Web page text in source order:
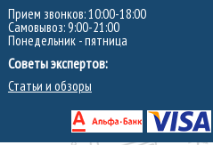
Прием звонков: 10:00-18:00
Самовывоз: 9:00-21:00
Понедельник - пятница
Советы экспертов:
Статьи и обзоры